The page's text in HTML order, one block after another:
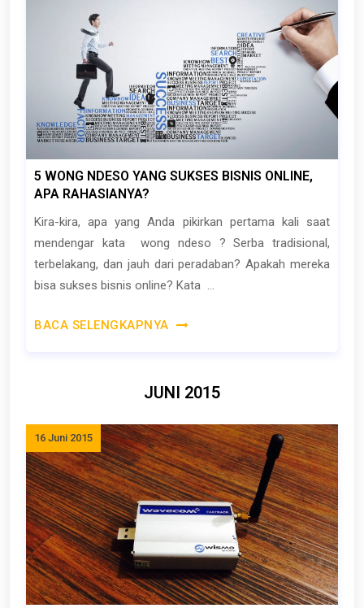
5 WONG NDESO YANG SUKSES BISNIS ONLINE,
APA RAHASIANYA?
Kira-kira, apa yang Anda pikirkan pertama kali saat
mendengar kata wong ndeso ? Serba tradisional,
terbelakang, dan jauh dari peradaban? Apakah mereka
bisa sukses bisnis online? Kata ...
BACA SELENGKAPNYA
JUNI 2015
16 Juni 2015